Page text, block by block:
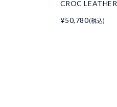
CROC LEATHER
¥50,780(税込)